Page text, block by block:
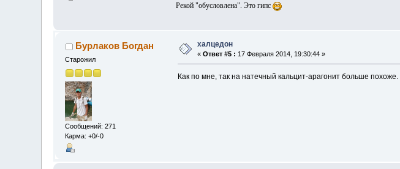
Рекой "обусловлена". Это гипс
Бурлаков Богдан
Старожил
Сообщений: 271
Карма: +0/-0
халцедон
«Ответ #5 : 17 Февраля 2014, 19:30:44 »
Как по мне, так на натечный кальцит-арагонит больше